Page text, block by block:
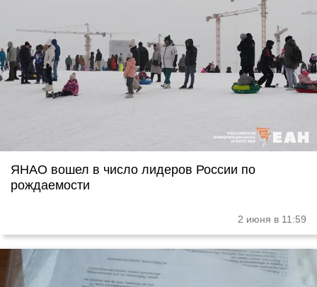
ЯНАО вошел в число лидеров России по
рождаемости
2 июня в 11:59